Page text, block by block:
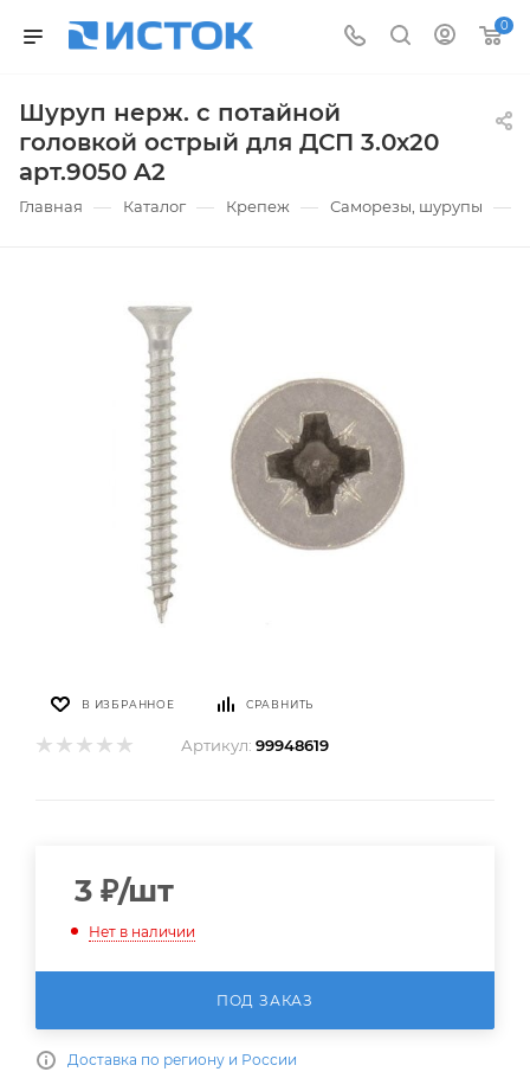
0
Шуруп нерж. с потайной
головкой острый для ДСП 3.0х20
арт.9050 A2
Главная — Каталог — Крепеж — Саморезы, шурупы —
В ИЗБРАННОЕ СРАВНИТЬ
Артикул: 99948619
3 ₽/шт
Нет в наличии
ПОД ЗАКАЗ
Доставка по региону и России